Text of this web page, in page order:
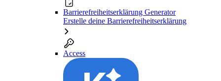
Barrierefreiheitserklärung Generator
Erstelle deine Barrierefreiheitserklärung
Access